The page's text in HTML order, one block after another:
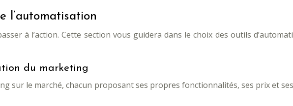
l’automatisation
à l’action. Cette section vous guidera dans le choix des outils
du marketing
sur le marché, chacun proposant ses propres fonctionnalités, ses prix et